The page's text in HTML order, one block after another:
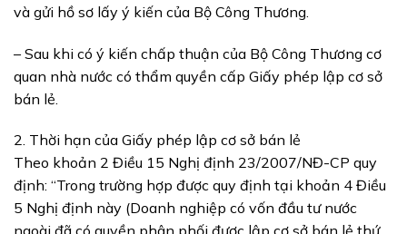
và gửi hồ sơ lấy ý kiến của Bộ Công Thương.
– Sau khi có ý kiến chấp thuận của Bộ Công Thương cơ
quan nhà nước có thẩm quyền cấp Giấy phép lập cơ sở
bán lẻ.
2. Thời hạn của Giấy phép lập cơ sở bán lẻ
Theo khoản 2 Điều 15 Nghị định 23/2007/NĐ-CP quy
định: “Trong trường hợp được quy định tại khoản 4 Điều
5 Nghị định này (Doanh nghiệp có vốn đầu tư nước